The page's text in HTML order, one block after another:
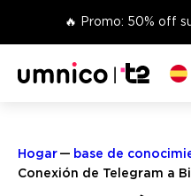
🔥 Promo: 50% off
Hogar
base de
Conexión de Telegram a